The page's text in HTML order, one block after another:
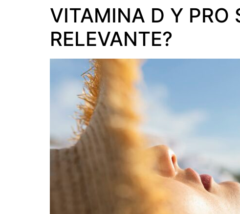
PRODUCTOS
VITAMINA D Y PRO
RELEVANTE?